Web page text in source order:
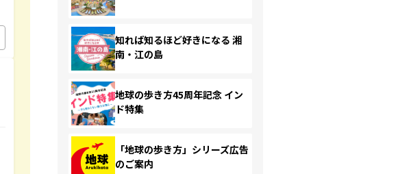
知れば知るほど好きになる 湘
南・江の島
地球の歩き方45周年記念 イン
ド特集
「地球の歩き方」シリーズ広告
のご案内